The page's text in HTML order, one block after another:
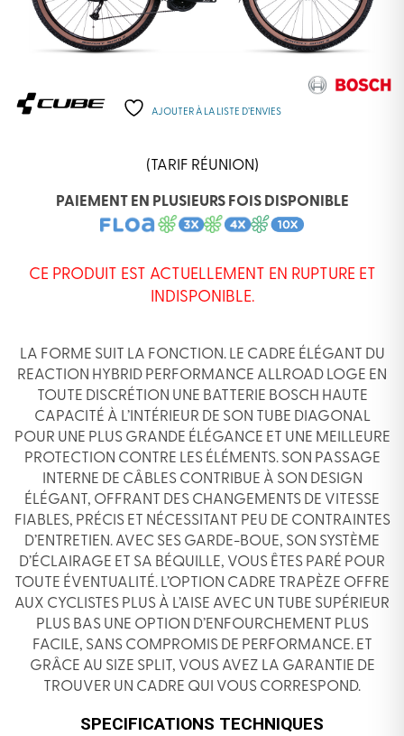
AJOUTER À LA LISTE D’ENVIES
(TARIF RÉUNION)
PAIEMENT EN PLUSIEURS FOIS DISPONIBLE
CE PRODUIT EST ACTUELLEMENT EN RUPTURE ET
INDISPONIBLE.
LA FORME SUIT LA FONCTION. LE CADRE ÉLÉGANT DU
REACTION HYBRID PERFORMANCE ALLROAD LOGE EN
TOUTE DISCRÉTION UNE BATTERIE BOSCH HAUTE
CAPACITÉ À L’INTÉRIEUR DE SON TUBE DIAGONAL
POUR UNE PLUS GRANDE ÉLÉGANCE ET UNE MEILLEURE
PROTECTION CONTRE LES ÉLÉMENTS. SON PASSAGE
INTERNE DE CÂBLES CONTRIBUE À SON DESIGN
ÉLÉGANT, OFFRANT DES CHANGEMENTS DE VITESSE
FIABLES, PRÉCIS ET NÉCESSITANT PEU DE CONTRAINTES
D’ENTRETIEN. AVEC SES GARDE-BOUE, SON SYSTÈME
D’ÉCLAIRAGE ET SA BÉQUILLE, VOUS ÊTES PARÉ POUR
TOUTE ÉVENTUALITÉ. L’OPTION CADRE TRAPÈZE OFFRE
AUX CYCLISTES PLUS À L’AISE AVEC UN TUBE SUPÉRIEUR
PLUS BAS UNE OPTION D’ENFOURCHEMENT PLUS
FACILE, SANS COMPROMIS DE PERFORMANCE. ET
GRÂCE AU SIZE SPLIT, VOUS AVEZ LA GARANTIE DE
TROUVER UN CADRE QUI VOUS CORRESPOND.
SPECIFICATIONS TECHNIQUES